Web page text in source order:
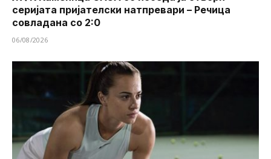
серијата пријателски натпревари – Речица
совладана со 2:0
06/08/2026